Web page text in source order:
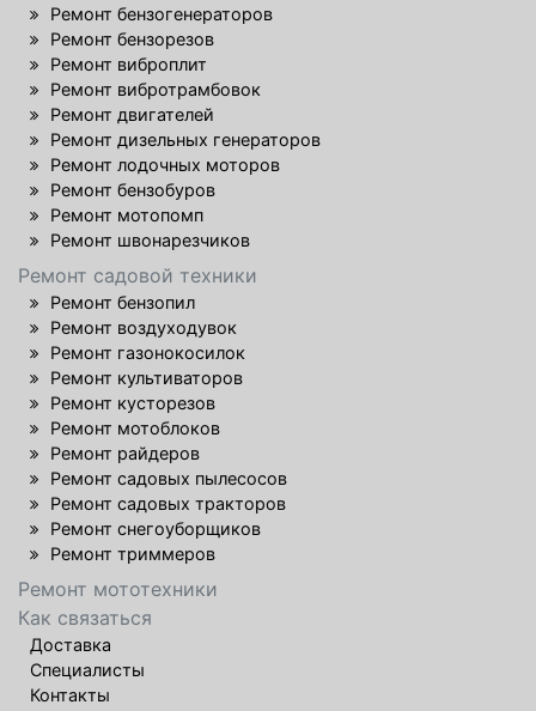
Ремонт бензогенераторов
Ремонт бензорезов
Ремонт виброплит
Ремонт вибротрамбовок
Ремонт двигателей
Ремонт дизельных генераторов
Ремонт лодочных моторов
Ремонт бензобуров
Ремонт мотопомп
Ремонт швонарезчиков
Ремонт садовой техники
Ремонт бензопил
Ремонт воздуходувок
Ремонт газонокосилок
Ремонт культиваторов
Ремонт кусторезов
Ремонт мотоблоков
Ремонт райдеров
Ремонт садовых пылесосов
Ремонт садовых тракторов
Ремонт снегоуборщиков
Ремонт триммеров
Ремонт мототехники
Как связаться
Доставка
Специалисты
Контакты